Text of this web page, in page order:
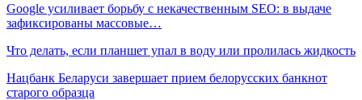
Google усиливает борьбу с некачественным SEO: в выдаче
зафиксированы массовые…
Что делать, если планшет упал в воду или пролилась жидкость
Нацбанк Беларуси завершает прием белорусских банкнот
старого образца